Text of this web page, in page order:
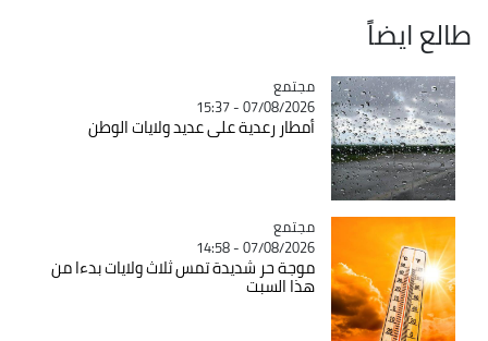
طالع ايضاً
Catégorie
مجتمع
07/08/2026 - 15:37
أمطار رعدية على عديد ولايات الوطن
Catégorie
مجتمع
07/08/2026 - 14:58
موجة حر شديدة تمس ثلاث ولايات بدءا من
هذا السبت